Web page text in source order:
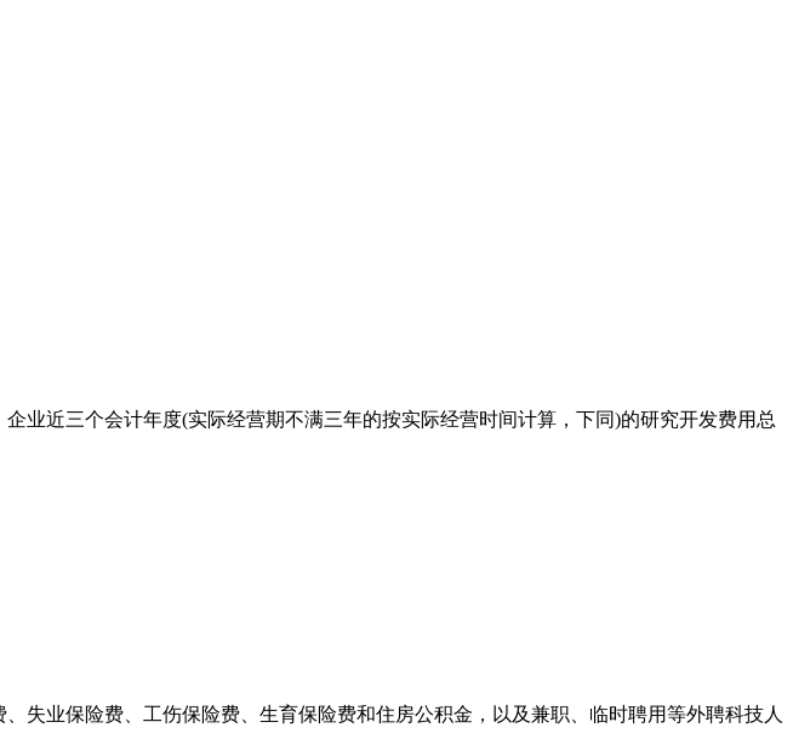
近三个会计年度(实际经营期不满三年的按实际经营时间计算，下同)的研究开发费用总
失业保险费、工伤保险费、生育保险费和住房公积金，以及兼职、临时聘用等外聘科技人